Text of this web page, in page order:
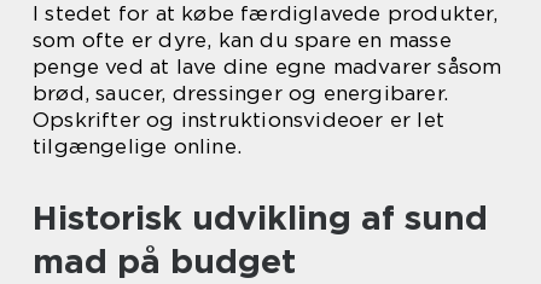
I stedet for at købe færdiglavede produkter,
som ofte er dyre, kan du spare en masse
penge ved at lave dine egne madvarer såsom
brød, saucer, dressinger og energibarer.
Opskrifter og instruktionsvideoer er let
tilgængelige online.
Historisk udvikling af sund
mad på budget